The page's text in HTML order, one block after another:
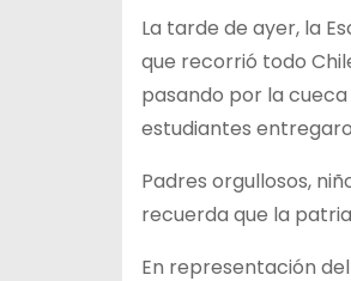
La tarde de ayer, la
que recorrió todo
pasando por la
estudiantes
Padres orgullosos,
recuerda que la
En representación